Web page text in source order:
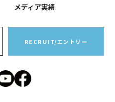
メディア実績
RECRUIT/エントリー